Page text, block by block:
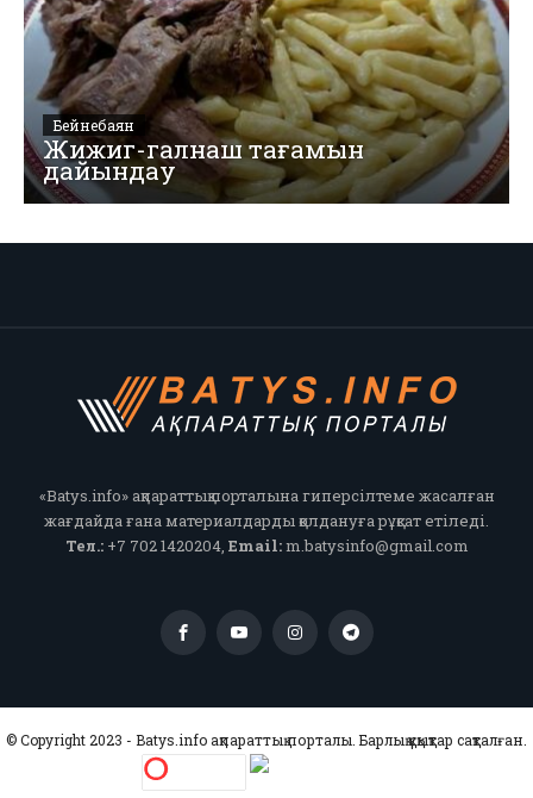
Бейнебаян
Жижиг-галнаш тағамын
дайындау
«Batys.info» ақпараттық порталына гиперсілтеме жасалған
жағдайда ғана материалдарды қолдануға рұқсат етіледі.
Тел.:+7 702 1420204, Email:m.batysinfo@gmail.com
© Copyright 2023 - Batys.info ақпараттық порталы. Барлық құқықтар сақталған.